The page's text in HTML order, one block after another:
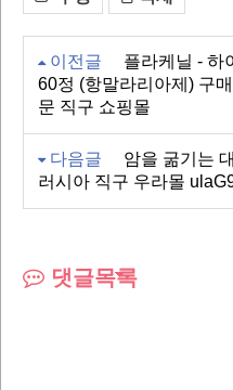
이전글
플라케닐 - 하
60정 (항말라리아제) 구
문 직구 쇼핑몰
다음글
암을 굶기는
러시아 직구 우라몰
댓글목록